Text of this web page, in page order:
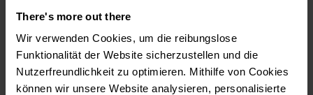
There's more out there
Wir verwenden Cookies, um die reibungslose
Funktionalität der Website sicherzustellen und die
Nutzerfreundlichkeit zu optimieren. Mithilfe von Cookies
können wir unsere Website analysieren, personalisierte
deinem Ritual fest, den Arbeitsweg mit dem Rad
zu bestreiten. Es hält Geist und Körper fit und
gibt dir Zeit, den Tag zu überdenken. Die Ride 365